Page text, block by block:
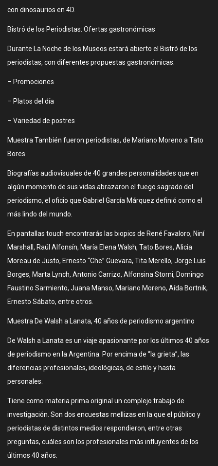
con dinosaurios en 4D.
Bistró de los Periodistas: Ofertas gastronómicas
Durante La Noche de los Museos estará abierto el Bistró de los
periodistas, con diferentes propuestas gastronómicas:
– Promociones
– Platos del día
– Variedad de postres
Muestra También fueron periodistas, de Mariano Moreno a Tato
Bores
Biografías audiovisuales de 40 grandes personalidades que en
algún momento de sus vidas abrazaron el fuego sagrado del
periodismo, el oficio que Gabriel García Márquez definió como el
más lindo del mundo.
En pantallas touch encontrarás las biopics de René Favaloro, Niní
Marshall, Raúl Alfonsín, María Elena Walsh, Tato Bores, Alicia
Moreau de Justo, Ernesto “Che” Guevara, Tita Merello, Jorge Luis
Borges, Marta Lynch, Antonio Carrizo, Alfonsina Storni, Domingo
Faustino Sarmiento, Juana Manso, Mariano Moreno, Aída Bortnik,
Ernesto Sábato, entre otros.
Muestra De Walsh a Lanata, 40 años de periodismo argentino
De Walsh a Lanata es un viaje apasionante por los últimos 40 años
de periodismo en la Argentina. Por encima de “la grieta”, las
diferencias profesionales, ideológicas, de estilo y hasta
personales.
Tiene como materia prima original un complejo trabajo de
investigación. Son dos encuestas mellizas en la que el público y
periodistas de distintos medios respondieron, entre otras
preguntas, cuáles son los profesionales más influyentes de los
últimos 40 años.